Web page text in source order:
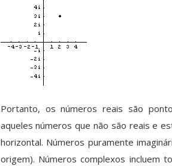
Portanto, os números reais são
aqueles números que não são reais e
horizontal. Números puramente
origem). Números complexos incluem